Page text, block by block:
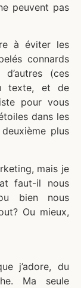
peuvent pas
à éviter les
connards
(ces
texte, et de
pour vous
dans les
plus
mais je
faut-il nous
bien nous
Ou mieux,
j’adore, du
Ma seule